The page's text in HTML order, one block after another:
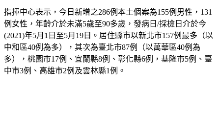
指揮中心表示，今日新增之286例本土個案為155例男性，131
例女性，年齡介於未滿5歲至90多歲，發病日/採檢日介於今
(2021)年5月1日至5月19日。居住縣市以新北市157例最多（以
中和區40例為多），其次為臺北市87例（以萬華區40例為
多），桃園市17例、宜蘭縣8例、彰化縣6例，基隆市5例、臺
中市3例、高雄市2例及雲林縣1例。